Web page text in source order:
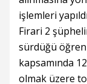
işlemleri
Firari 2
sürdüğü
kapsamında
olmak üzere